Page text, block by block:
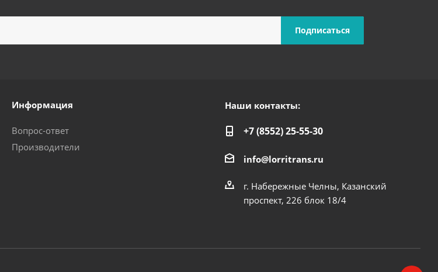
Информация
Вопрос-ответ
Производители
Наши контакты:
+7 (8552) 25-55-30
info@lorritrans.ru
г. Набережные Челны, Казанский
проспект, 226 блок 18/4